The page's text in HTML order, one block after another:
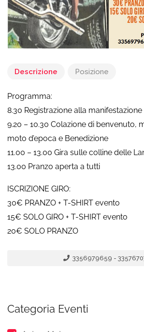
Descrizione Posizione
Programma:
8.30 Registrazione alla manifestazione
9.20 – 10.30 Colazione di benvenuto,
moto d’epoca e Benedizione
11.00 – 13.00 Gira sulle colline delle
13.00 Pranzo aperta a tutti
ISCRIZIONE GIRO:
30€ PRANZO + T-SHIRT evento
15€ SOLO GIRO + T-SHIRT evento
20€ SOLO PRANZO
3356979659 -
Categoria Eventi